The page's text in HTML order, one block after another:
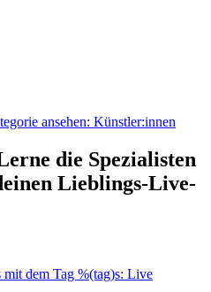
ansehen: Künstler:innen
die Spezialisten
Lieblings-Live-
mit dem Tag %(tag)s: Live